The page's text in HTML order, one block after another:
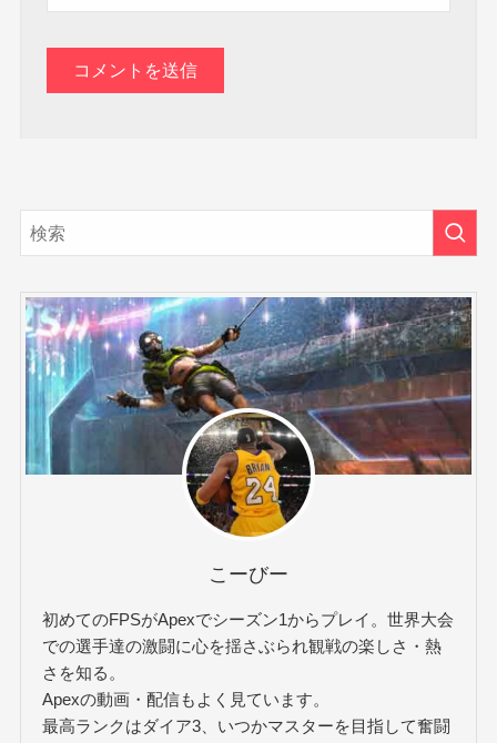
こーびー
初めてのFPSがApexでシーズン1からプレイ。世界大会
での選手達の激闘に心を揺さぶられ観戦の楽しさ・熱
さを知る。
Apexの動画・配信もよく見ています。
最高ランクはダイア3、いつかマスターを目指して奮闘